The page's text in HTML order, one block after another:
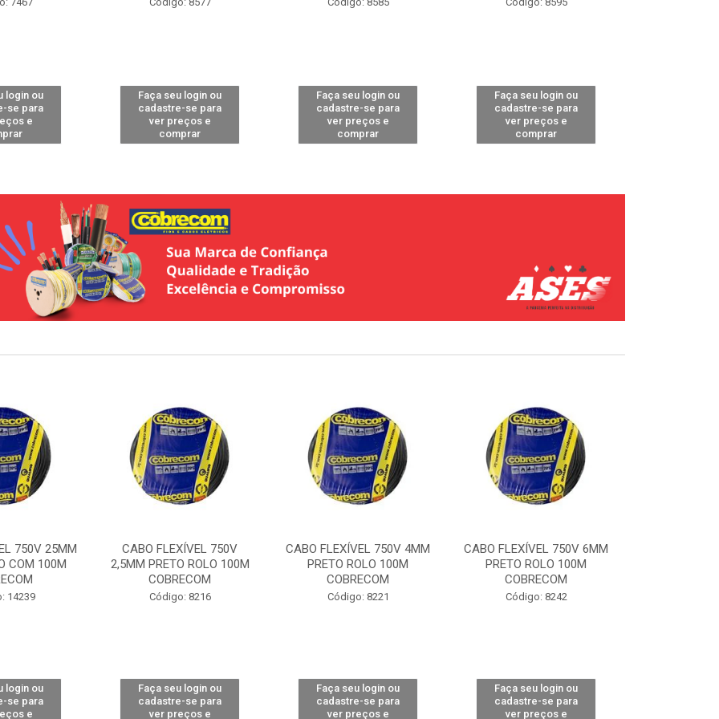
login ou
se para
e
Faça seu login ou
cadastre-se para
ver preços e
comprar
Faça seu login ou
cadastre-se para
ver preços e
comprar
Faça seu login ou
cadastre-se para
ver preços e
comprar
750V 25MM
COM 100M
14239
login ou
se para
e
CABO FLEXÍVEL 750V
2,5MM PRETO ROLO 100M
COBRECOM
Código: 8216
Faça seu login ou
cadastre-se para
ver preços e
CABO FLEXÍVEL 750V 4MM
PRETO ROLO 100M
COBRECOM
Código: 8221
Faça seu login ou
cadastre-se para
ver preços e
CABO FLEXÍVEL 750V 6MM
PRETO ROLO 100M
COBRECOM
Código: 8242
Faça seu login ou
cadastre-se para
ver preços e